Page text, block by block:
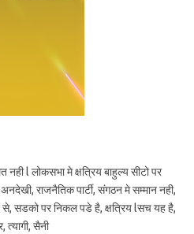
नही l लोकसभा मे क्षत्रिय बाहुल्य सीटो पर
राजनैतिक पार्टी, संगठन मे सम्मान नही,
से, सडको पर निकल पडे है, क्षत्रिय lसच यह है,
त्यागी, सैनी